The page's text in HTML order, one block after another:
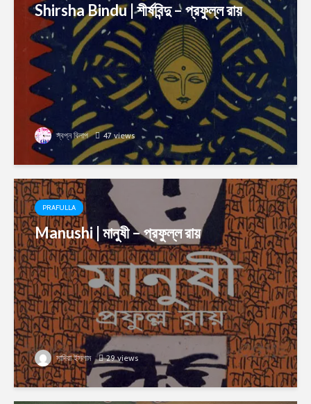
Shirsha Bindu | শীর্ষবিন্দু – প্রফুল্ল রায়
স্বপ্ন বিলাপ 47 views
PRAFULLA
Manushi | মানুষী – প্রফুল্ল রায়
সাদিয়া ইসলাম 29 views